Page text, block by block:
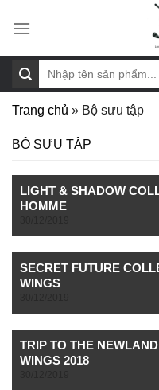
kiếm:
Trang chủ » Bộ sưu tập
BỘ SƯU TẬP
LIGHT & SHADOW
HOMME
SECRET FUTURE
WINGS
TRIP TO THE
WINGS 2018